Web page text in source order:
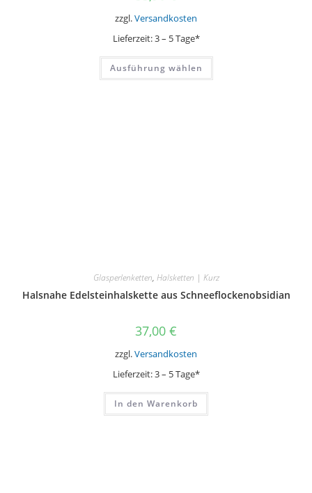
zzgl.Versandkosten
Lieferzeit:3 – 5 Tage*
Ausführung wählen
Dieses
weist
Glasperlenketten, Halsketten | Kurz
Halsnahe Edelsteinhalskette aus Schneeflockenobsidian
37,00 €
zzgl.Versandkosten
Lieferzeit:3 – 5 Tage*
In den Warenkorb